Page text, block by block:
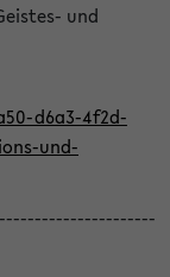
und
d6a3-4f2d-
und-